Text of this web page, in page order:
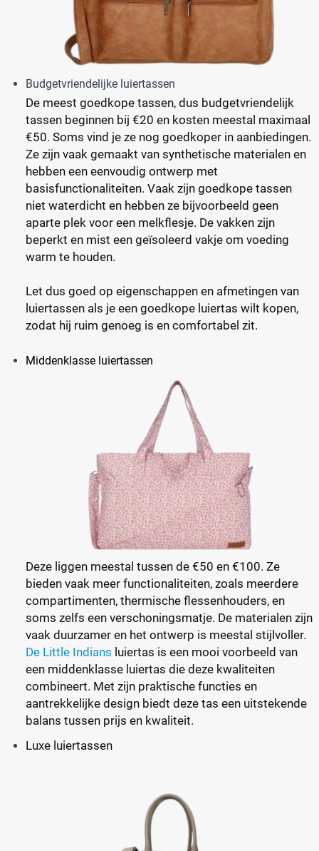
Budgetvriendelijke luiertassen
De meest goedkope tassen, dus budgetvriendelijk
tassen beginnen bij €20 en kosten meestal maximaal
€50. Soms vind je ze nog goedkoper in aanbiedingen.
Ze zijn vaak gemaakt van synthetische materialen en
hebben een eenvoudig ontwerp met
basisfunctionaliteiten. Vaak zijn goedkope tassen
niet waterdicht en hebben ze bijvoorbeeld geen
aparte plek voor een melkflesje. De vakken zijn
beperkt en mist een geïsoleerd vakje om voeding
warm te houden.
Let dus goed op eigenschappen en afmetingen van
luiertassen als je een goedkope luiertas wilt kopen,
zodat hij ruim genoeg is en comfortabel zit.
Middenklasse luiertassen
Deze liggen meestal tussen de €50 en €100. Ze
bieden vaak meer functionaliteiten, zoals meerdere
compartimenten, thermische flessenhouders, en
soms zelfs een verschoningsmatje. De materialen zijn
vaak duurzamer en het ontwerp is meestal stijlvoller.
De Little Indians luiertas is een mooi voorbeeld van
een middenklasse luiertas die deze kwaliteiten
combineert. Met zijn praktische functies en
aantrekkelijke design biedt deze tas een uitstekende
balans tussen prijs en kwaliteit.
Luxe luiertassen